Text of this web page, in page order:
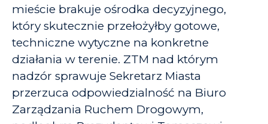
mieście brakuje ośrodka decyzyjnego,
który skutecznie przełożyłby gotowe,
techniczne wytyczne na konkretne
działania w terenie. ZTM nad którym
nadzór sprawuje Sekretarz Miasta
przerzuca odpowiedzialność na Biuro
Zarządzania Ruchem Drogowym,